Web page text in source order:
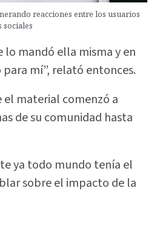
reacciones entre los usuarios
sociales
lo mandó ella misma y en
mí”, relató entonces.
material comenzó a
de su comunidad hasta
ya todo mundo tenía el
sobre el impacto de la